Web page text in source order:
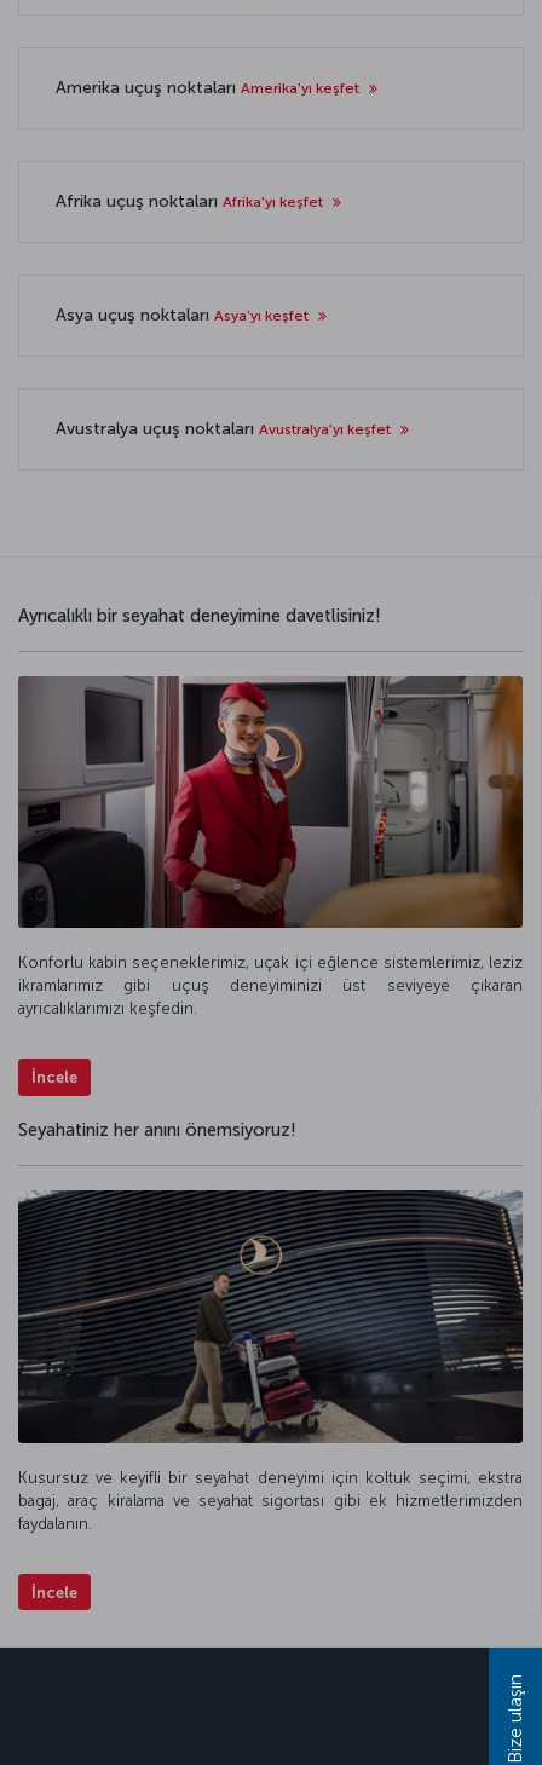
Amerika uçuş noktaları Amerika'yı keşfet
Afrika uçuş noktaları Afrika'yı keşfet
Asya uçuş noktaları Asya'yı keşfet
Avustralya uçuş noktaları Avustralya'yı keşfet
Ayrıcalıklı bir seyahat deneyimine davetlisiniz!
Konforlu kabin seçeneklerimiz, uçak içi eğlence sistemlerimiz, leziz
ikramlarımız gibi uçuş deneyiminizi üst seviyeye çıkaran
ayrıcalıklarımızı keşfedin.
İncele
Seyahatiniz her anını önemsiyoruz!
Kusursuz ve keyifli bir seyahat deneyimi için koltuk seçimi, ekstra
bagaj, araç kiralama ve seyahat sigortası gibi ek hizmetlerimizden
faydalanın.
İncele
Bize ulaşın